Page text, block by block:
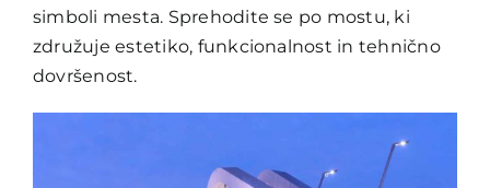
simboli mesta. Sprehodite se po mostu, ki
združuje estetiko, funkcionalnost in tehnično
dovršenost.